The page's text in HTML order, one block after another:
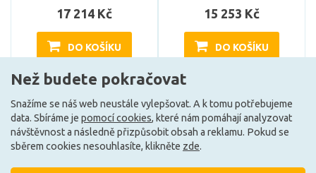
17 214 Kč
DO KOŠÍKU
Může být u Vás 5. 10.
15 253 Kč
DO KOŠÍKU
Může být u Vás 5. 10.
Než budete pokračovat
Snažíme se náš web neustále vylepšovat. A k tomu potřebujeme
data. Sbíráme je pomocí cookies, které nám pomáhají analyzovat
návštěvnost a následně přizpůsobit obsah a reklamu. Pokud se
sběrem cookies nesouhlasíte, klikněte zde.